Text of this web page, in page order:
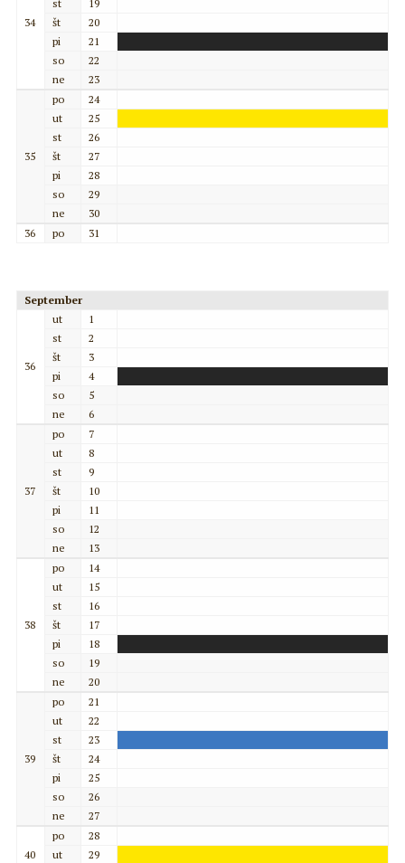
34
st
19
št
20
pi
21
so
22
ne
23
35
po
24
ut
25
st
26
št
27
pi
28
so
29
ne
30
36
po 31
September
36
ut
1
st
2
št
3
pi
4
so
5
ne
6
37
po
7
ut
8
st
9
št
10
pi
11
so
12
ne
13
38
po
14
ut
15
st
16
št
17
pi
18
so
19
ne
20
39
po
21
ut
22
st
23
št
24
pi
25
so
26
ne
27
40
po
28
ut
29